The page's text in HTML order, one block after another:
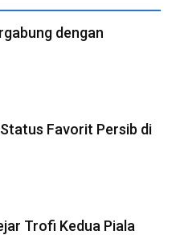
dengan
Favorit Persib di
Trofi Kedua Piala